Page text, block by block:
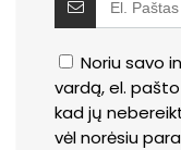
Noriu savo
vardą, el.
kad jų
vėl norėsiu